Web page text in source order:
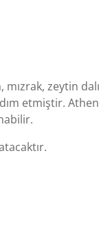
zeytin
etmiştir.